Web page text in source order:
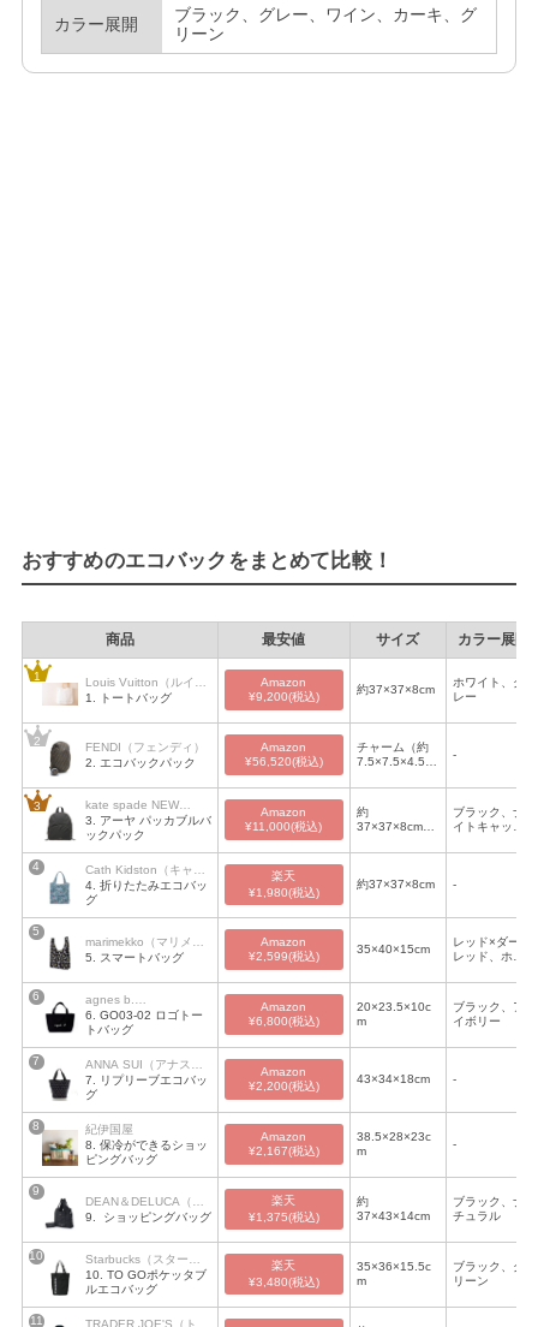
カラー展開
ブラック、グレー、ワイン、カーキ、グ
リーン
おすすめのエコバックをまとめて比較！
商品 最安値 サイズ カラー展開
Louis Vuitton（ルイ・
ヴィトン）
1. トートバッグ
Amazon
¥9,200(税込)
約37×37×8cm
ホワイト、グ
レー
FENDI（フェンディ）
2. エコバックパック
Amazon
¥56,520(税込)
チャーム（約
7.5×7.5×4.5c
（約
22×40×11cm
）
-
kate spade NEW
YORK（ケイトスペー
ド・ニューヨーク）
3. アーヤ パッカブルバ
ックパック
Amazon
¥11,000(税込)
約
37×37×8cm28
ブラック、ナ
イトキャッ
マゼンタ
Cath Kidston（キャス
キッドソン）
4. 折りたたみエコバッ
グ
楽天
¥1,980(税込)
約37×37×8cm -
marimekko（マリメッ
コ）
5. スマートバッグ
Amazon
¥2,599(税込)
35×40×15cm
レッド×ダーク
レッド、ホワ
×オリーブ
agnes b.
VOYAGE（アニエスベ
ー ボヤージュ）
6. GO03-02 ロゴトー
トバッグ
Amazon
¥6,800(税込)
20×23.5×10c
m
ブラック、ア
イボリー
ANNA SUI（アナス
イ）
7. リプリーブエコバッ
グ
Amazon
¥2,200(税込)
43×34×18cm -
紀伊国屋
8. 保冷ができるショッ
ピングバッグ
Amazon
¥2,167(税込)
38.5×28×23c
m
-
DEAN＆DELUCA（デ
ィーン＆デルーカ）
9.  ショッピングバッグ
楽天
¥1,375(税込)
約
37×43×14cm
ブラック、ナ
チュラル
Starbucks（スターバ
ックス）
10. TO GOポケッタブ
ルエコバッグ
楽天
¥3,480(税込)
35×36×15.5c
m
ブラック、グ
リーン